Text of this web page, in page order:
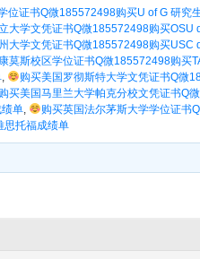
位证书Q微185572498购买U of G 研
大学文凭证书Q微185572498购买
大学文凭证书Q微185572498购买
莫斯校区学位证书Q微185572498购买
,
购买美国罗彻斯特大学文凭证书Q微
购买美国马里兰大学帕克分校文凭证书Q
单,
购买英国法尔茅斯大学学位证书
思托福成绩单